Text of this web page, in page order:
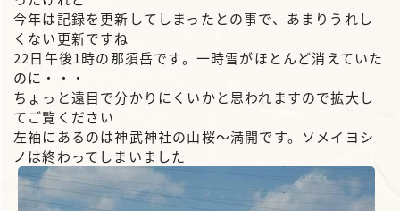
今年は記録を更新してしまったとの事で、あまりうれし
くない更新ですね
22日午後1時の那須岳です。一時雪がほとんど消えていた
のに・・・
ちょっと遠目で分かりにくいかと思われますので拡大し
てご覧ください
左袖にあるのは神武神社の山桜～満開です。ソメイヨシ
ノは終わってしまいました